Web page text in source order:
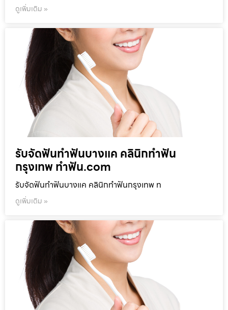
ดูเพิ่มเติม »
รับจัดฟันทำฟันบางแค คลินิกทำฟัน
กรุงเทพ ทำฟัน.com
รับจัดฟันทำฟันบางแค คลินิกทำฟันกรุงเทพ ท
ดูเพิ่มเติม »